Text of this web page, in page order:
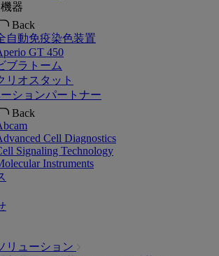
器
Back
自動免疫染色装置
GT 450
ブラトーム
リオスタット
ションパートナー
Back
Cell Diagnostics
Signaling Technology
Instruments
リューション